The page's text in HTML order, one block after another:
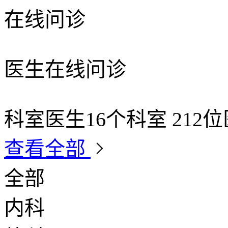
在线问诊
医生在线问诊
科室医生16个科室 212
查看全部
全部
内科